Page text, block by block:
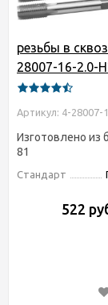
резьбы в
28007-16-2.0-
Артикул: 4-28007-
Изготовлено
81
Стандарт
522